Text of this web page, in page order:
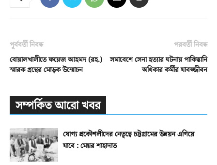
পূর্ববর্তী নিবন্ধ
বোয়ালখালীতে ফয়েজ আহমদ (রহ.)
স্মারক গ্রন্থের মোড়ক উন্মোচন
পরবর্তী নিবন্ধ
সমাবেশে সেনা হত্যার ঘটনায় পাকিস্তানি
অধিকার কর্মীর যাবজ্জীবন
সম্পর্কিত আরো খবর
যোগ্য প্রকৌশলীদের নেতৃত্বে চট্টগ্রামের উন্নয়ন এগিয়ে
যাবে : মেয়র শাহাদাত